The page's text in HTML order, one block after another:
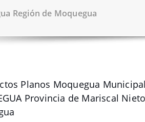
Región de Moquegua
Planos Moquegua
Provincia de Mariscal